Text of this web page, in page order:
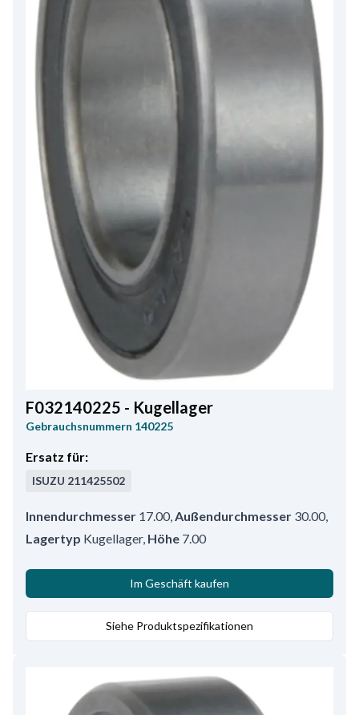
F032140225 - Kugellager
Gebrauchsnummern 140225
Ersatz für:
ISUZU 211425502
Innendurchmesser 17.00, Außendurchmesser 30.00,
Lagertyp Kugellager, Höhe 7.00
Im Geschäft kaufen
Siehe Produktspezifikationen